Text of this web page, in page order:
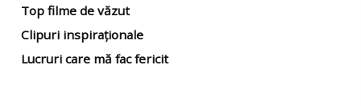
Top filme de văzut
Clipuri inspiraționale
Lucruri care mă fac fericit